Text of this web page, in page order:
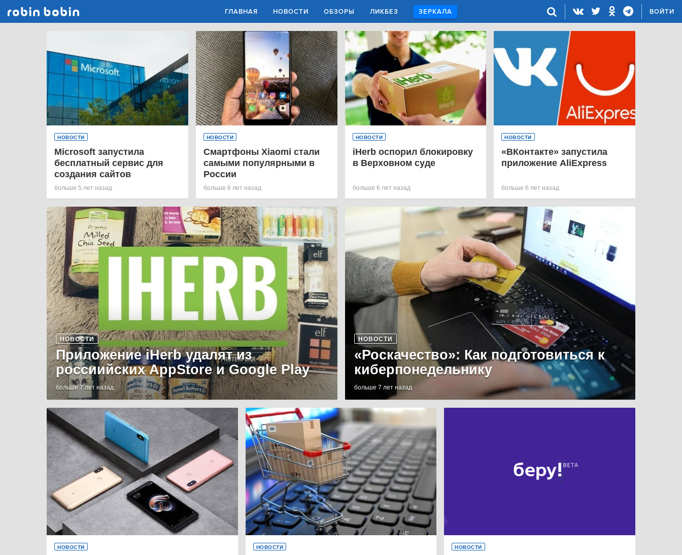
ГЛАВНАЯ НОВОСТИ ОБЗОРЫ ЛИКБЕЗ ЗЕРКАЛА ВОЙТИ
НОВОСТИ
Microsoft запустила
бесплатный сервис для
создания сайтов
больше 5 лет назад
НОВОСТИ
Смартфоны Xiaomi стали
самыми популярными в
России
больше 6 лет назад
НОВОСТИ
iHerb оспорил блокировку
в Верховном суде
больше 6 лет назад
НОВОСТИ
«ВКонтакте» запустила
приложение AliExpress
больше 6 лет назад
НОВОСТИ
Приложение iHerb удалят из
россиийских AppStore и Google Play
больше 7 лет назад
НОВОСТИ
«Роскачество»: Как подготовиться к
киберпонедельнику
больше 7 лет назад
НОВОСТИ НОВОСТИ НОВОСТИ